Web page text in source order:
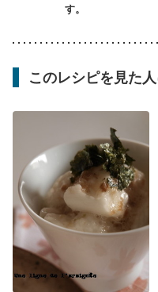
す。
このレシピを見た